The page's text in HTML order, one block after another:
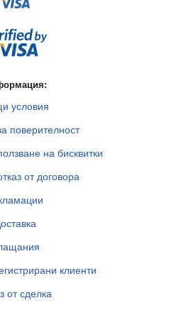
условия
поверителност
на бисквитки
от договора
клиенти
от сделка